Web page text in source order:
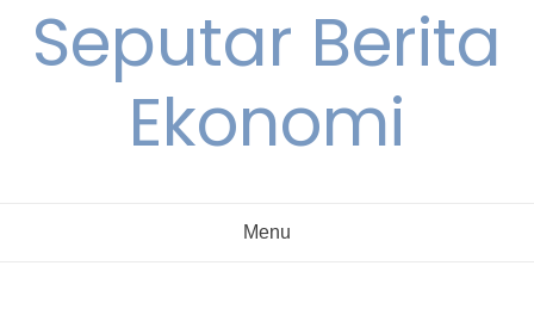
Seputar Berita
Ekonomi
Menu